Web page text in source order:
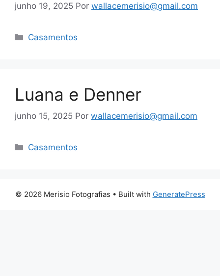
junho 19, 2025 Por wallacemerisio@gmail.com
Categorias
Casamentos
Luana e Denner
junho 15, 2025 Por wallacemerisio@gmail.com
Categorias
Casamentos
© 2026 Merisio Fotografias • Built with GeneratePress